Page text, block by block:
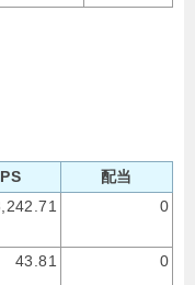
配当
0
43.81 0